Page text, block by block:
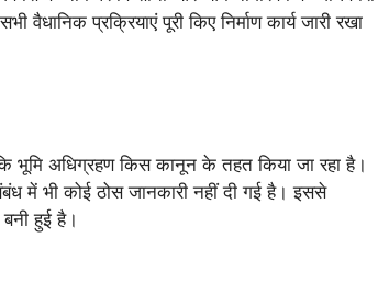
प्रक्रियाएं पूरी किए निर्माण कार्य जारी रखा
भूमि अधिग्रहण किस कानून के तहत किया जा रहा है।
में भी कोई ठोस जानकारी नहीं दी गई है। इससे
हुई है।